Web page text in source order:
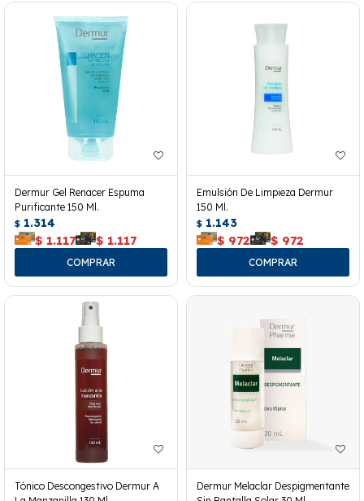
Dermur Gel Renacer Espuma
Purificante 150 Ml.
$ 1.314
$ 1.117 $ 1.117
Emulsión De Limpieza Dermur
150 Ml.
$ 1.143
$ 972 $ 972
Tónico Descongestivo Dermur A
Dermur Melaclar Despigmentante